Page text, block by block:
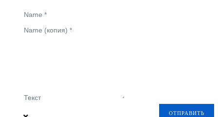
Name *
Name (копия) *
Текст
ОТПРАВИТЬ